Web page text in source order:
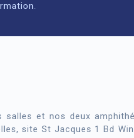
salles et nos deux
site St Jacques 1 Bd